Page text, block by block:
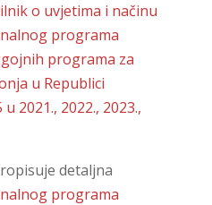
o uvjetima i načinu
programa
programa za
u Republici
2021., 2022., 2023.,
detaljna
programa